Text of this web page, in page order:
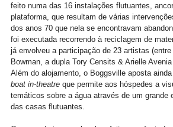
feito numa das 16 instalações flutuantes,
plataforma, que resultam de várias
dos anos 70 que nela se encontravam
foi executada recorrendo à reciclagem de
já envolveu a participação de 23 artistas
Bowman, a dupla Tory Censits & Arielle
Além do alojamento, o Boggsville aposta
boat in-theatreque permite aos hóspedes a
temáticos sobre a água através de um grande
das casas flutuantes.